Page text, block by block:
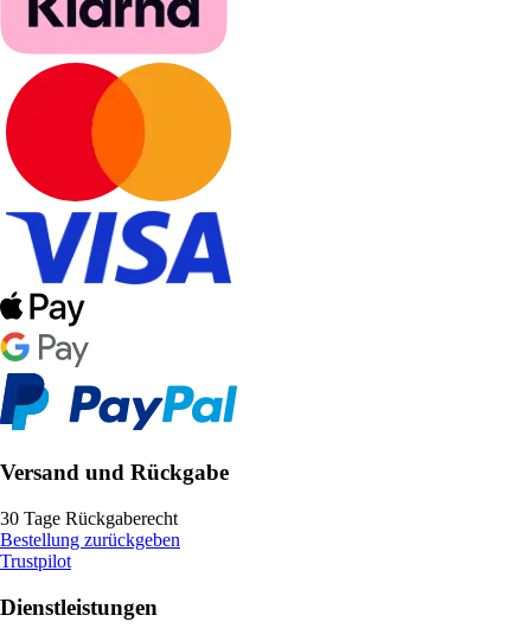
Versand und Rückgabe
30 Tage Rückgaberecht
Bestellung zurückgeben
Trustpilot
Dienstleistungen